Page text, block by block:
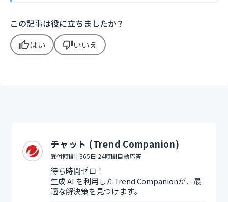
この記事は役に立ちましたか？
thumb_upはい thumb_downいいえ
チャット (Trend Companion)
受付時間 | 365日 24時間自動応答
待ち時間ゼロ！
生成 AI を利用したTrend Companionが、最
適な解決策を見つけます。